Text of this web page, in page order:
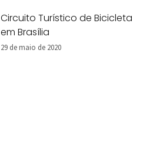
Circuito Turístico de Bicicleta
em Brasília
29 de maio de 2020